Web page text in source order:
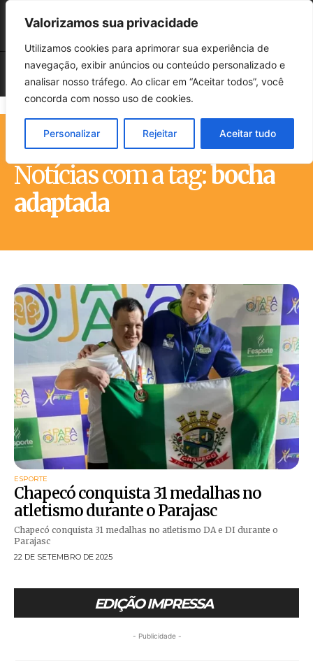
Valorizamos sua privacidade
Utilizamos cookies para aprimorar sua experiência de
navegação, exibir anúncios ou conteúdo personalizado e
analisar nosso tráfego. Ao clicar em “Aceitar todos”, você
concorda com nosso uso de cookies.
Personalizar Rejeitar Aceitar tudo
Notícias com a tag:bocha
adaptada
ESPORTE
Chapecó conquista 31 medalhas no
atletismo durante o Parajasc
Chapecó conquista 31 medalhas no atletismo DA e DI durante o
Parajasc
22 DE SETEMBRO DE 2025
EDIÇÃO IMPRESSA
- Publicidade -